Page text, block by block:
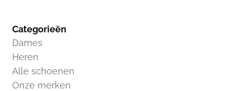
Categorieën
Dames
Heren
Alle schoenen
Onze merken